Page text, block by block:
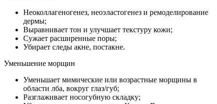
Неоколлагеногенез, неоэластогенез и ремоделирование
дермы;
Выравнивает тон и улучшает текстуру кожи;
Сужает расширенные поры;
Убирает следы акне, постакне.
Уменьшение морщин
Уменьшает мимические или возрастные морщины в
области лба, вокруг глаз/губ;
Разглаживает носогубную складку;